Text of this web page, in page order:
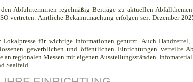
Abfuhrterminen regelmäßig Beiträge zu aktuellen
vertreten. Amtliche Bekanntmachung erfolgen seit Dezember
für wichtige Informationen genutzt. Auch Handzettel,
gewerblichen und öffentlichen Einrichtungen verteilte
regionalen Messen mit eigenen Ausstellungsständen.
Saalfeld.